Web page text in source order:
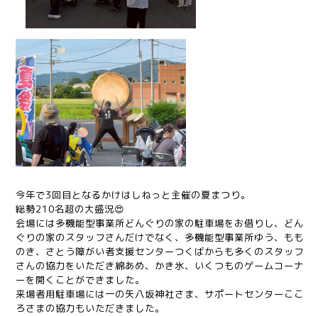
今年で3回目となるかけはしねっと主催の夏まつり。
総勢210名超の大盛況😍
会場には多機能型事業所どんぐりの家の駐車場をお借りし、どん
ぐりの家のスタッフさんだけでなく、多機能型事業所ゆう、もも
のき、さとう障がい者支援センターつくばからも多くのスタッフ
さんの協力をいただき綿あめ、かき氷、いくつものゲームコーナ
ーを開くことができました。
来場者用駐車場には一の矢八坂神社さま、サポートセンターここ
ろさまの協力もいただきました。